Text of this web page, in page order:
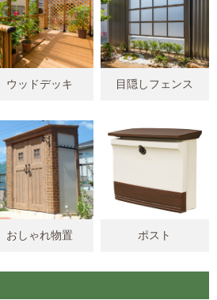
ウッドデッキ 目隠しフェンス
おしゃれ物置 ポスト